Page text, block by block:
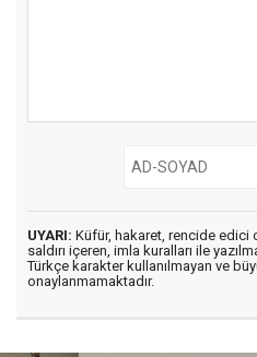
UYARI: Küfür, hakaret, rencide edici
saldırı içeren, imla kuralları ile
Türkçe karakter kullanılmayan ve
onaylanmamaktadır.